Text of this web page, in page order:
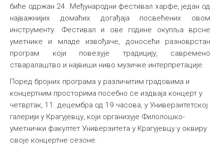
биће одржан 24. Међународни фестивал харфе, један од
најважнијих домаћих догађаја посвећених овом
инструменту. Фестивал и ове године окупља врсне
уметнике и младе извођаче, доносећи разноврстан
програм који повезује традицију, савремено
стваралаштво и највиши ниво музичке интерпретације.
Поред бројних програма у различитим градовима и
концертним просторима посебно се издваја концерт у
четвртак, 11. децембра од 19 часова, у Универзитетској
галерији у Крагујевцу, који организује Филолошко-
уметнички факултет Универзитета у Крагујевцу у оквиру
своје концертне сезоне.